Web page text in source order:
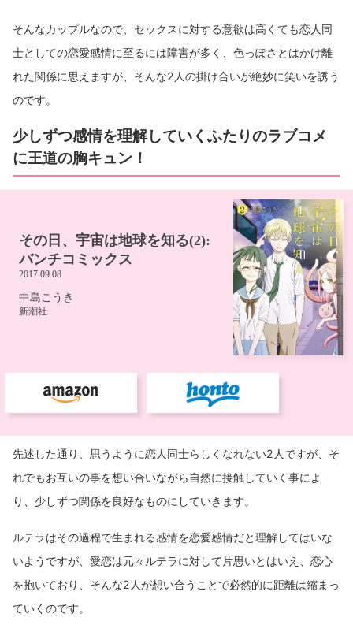
そんなカップルなので、セックスに対する意欲は高くても恋人同
士としての恋愛感情に至るには障害が多く、色っぽさとはかけ離
れた関係に思えますが、そんな2人の掛け合いが絶妙に笑いを誘う
のです。
少しずつ感情を理解していくふたりのラブコメ
に王道の胸キュン！
先述した通り、思うように恋人同士らしくなれない2人ですが、そ
れでもお互いの事を想い合いながら自然に接触していく事によ
り、少しずつ関係を良好なものにしていきます。
ルテラはその過程で生まれる感情を恋愛感情だと理解してはいな
いようですが、愛恋は元々ルテラに対して片思いとはいえ、恋心
を抱いており、そんな2人が想い合うことで必然的に距離は縮まっ
ていくのです。